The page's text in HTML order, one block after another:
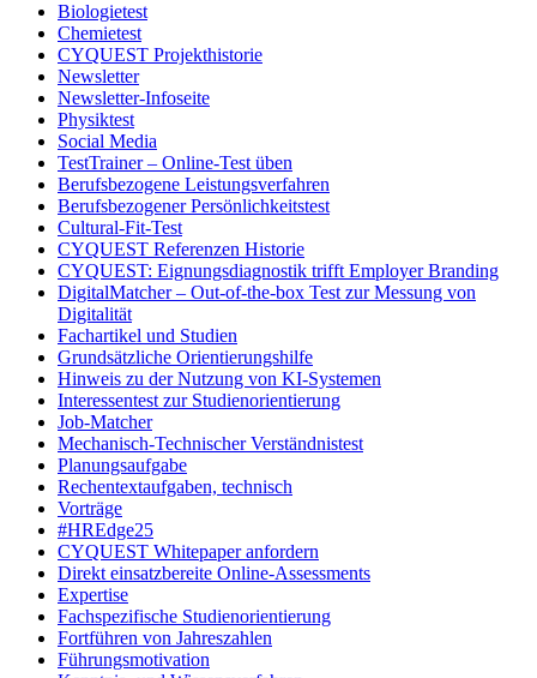
Biologietest
Chemietest
CYQUEST Projekthistorie
Newsletter
Newsletter-Infoseite
Physiktest
Social Media
TestTrainer – Online-Test üben
Berufsbezogene Leistungsverfahren
Berufsbezogener Persönlichkeitstest
Cultural-Fit-Test
CYQUEST Referenzen Historie
CYQUEST: Eignungsdiagnostik trifft Employer Branding
DigitalMatcher – Out-of-the-box Test zur Messung von
Digitalität
Fachartikel und Studien
Grundsätzliche Orientierungshilfe
Hinweis zu der Nutzung von KI-Systemen
Interessentest zur Studienorientierung
Job-Matcher
Mechanisch-Technischer Verständnistest
Planungsaufgabe
Rechentextaufgaben, technisch
Vorträge
#HREdge25
CYQUEST Whitepaper anfordern
Direkt einsatzbereite Online-Assessments
Expertise
Fachspezifische Studienorientierung
Fortführen von Jahreszahlen
Führungsmotivation